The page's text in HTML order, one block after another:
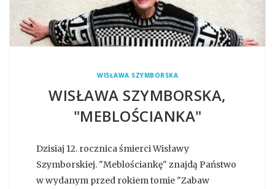
WISŁAWA SZYMBORSKA
WISŁAWA SZYMBORSKA,
"MEBLOŚCIANKA"
Dzisiaj 12. rocznica śmierci Wisławy
Szymborskiej. "Meblościankę" znajdą Państwo
w wydanym przed rokiem tomie "Zabaw